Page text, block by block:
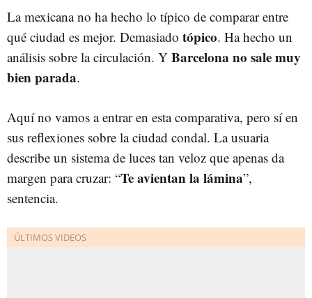
La mexicana no ha hecho lo típico de comparar entre
qué ciudad es mejor. Demasiado tópico. Ha hecho un
análisis sobre la circulación. Y Barcelona no sale muy
bien parada.
Aquí no vamos a entrar en esta comparativa, pero sí en
sus reflexiones sobre la ciudad condal. La usuaria
describe un sistema de luces tan veloz que apenas da
margen para cruzar: “Te avientan la lámina”,
sentencia.